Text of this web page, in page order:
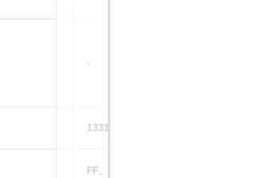
-
1331～1453cc
FF、4WD